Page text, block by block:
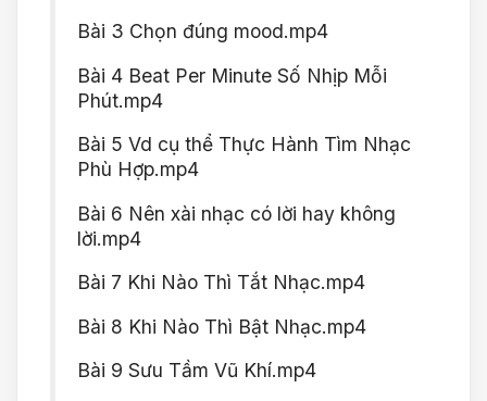
Bài 3 Chọn đúng mood.mp4
Bài 4 Beat Per Minute Số Nhịp Mỗi
Phút.mp4
Bài 5 Vd cụ thể Thực Hành Tìm Nhạc
Phù Hợp.mp4
Bài 6 Nên xài nhạc có lời hay không
lời.mp4
Bài 7 Khi Nào Thì Tắt Nhạc.mp4
Bài 8 Khi Nào Thì Bật Nhạc.mp4
Bài 9 Sưu Tầm Vũ Khí.mp4